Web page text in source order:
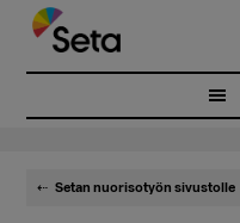
Hyppää
pääsisältöön
Setan nuorisotyön sivustolle